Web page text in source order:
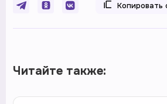
Копировать
Читайте также: